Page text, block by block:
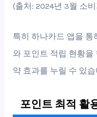
(출처: 2024년 3월 소
특히 하나카드 앱을 통
와 포인트 적립 현황을
약 효과를 누릴 수 있
포인트 최적 활